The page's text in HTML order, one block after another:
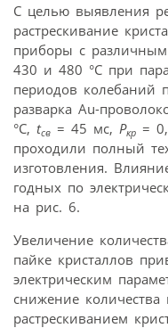
С целью выявления
растрескивание
приборы с
430 и 480 °С при
периодов колебаний
разварка Au-
°С, tсв = 45 мс, Ркр =
проходили полный
изготовления.
годных по
на рис. 6.
Увеличение
пайке кристаллов
электрическим
снижение
растрескиванием